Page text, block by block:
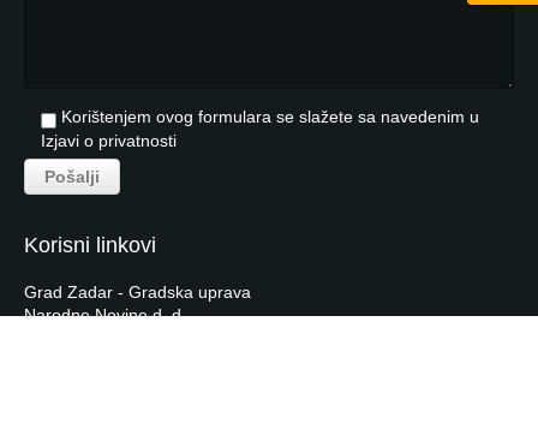
Korištenjem ovog formulara se slažete sa navedenim u
Izjavi o privatnosti
Korisni linkovi
Grad Zadar - Gradska uprava
Narodne Novine d. d.